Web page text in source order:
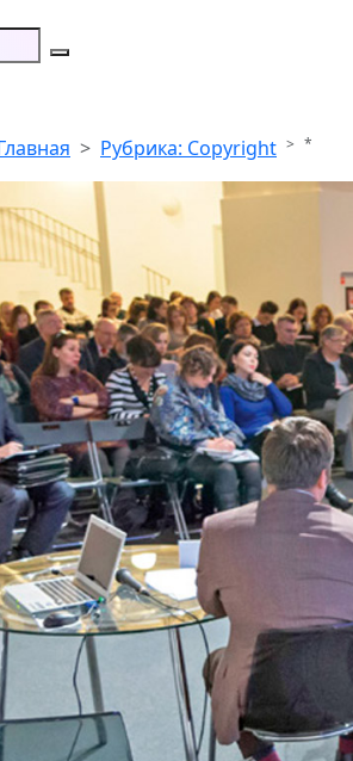
Рубрика: Copyright *